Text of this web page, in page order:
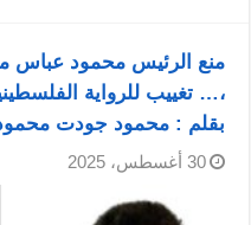
منع الرئيس محمود عباس
،… تغييب للرواية
بقلم : محمود جودت محمود
30 أغسطس، 2025